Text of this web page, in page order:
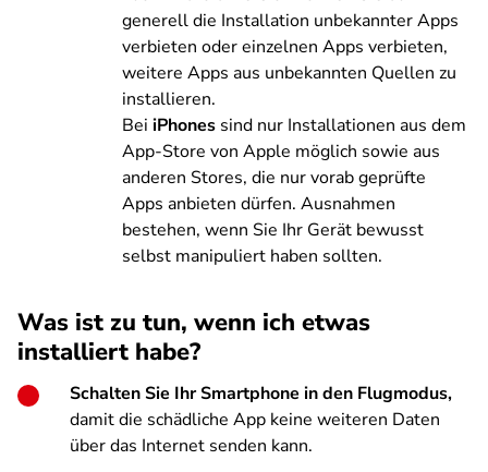
generell die Installation unbekannter Apps
verbieten oder einzelnen Apps verbieten,
weitere Apps aus unbekannten Quellen zu
installieren.
Bei iPhones sind nur Installationen aus dem
App-Store von Apple möglich sowie aus
anderen Stores, die nur vorab geprüfte
Apps anbieten dürfen. Ausnahmen
bestehen, wenn Sie Ihr Gerät bewusst
selbst manipuliert haben sollten.
Was ist zu tun, wenn ich etwas
installiert habe?
Schalten Sie Ihr Smartphone in den Flugmodus,
damit die schädliche App keine weiteren Daten
über das Internet senden kann.